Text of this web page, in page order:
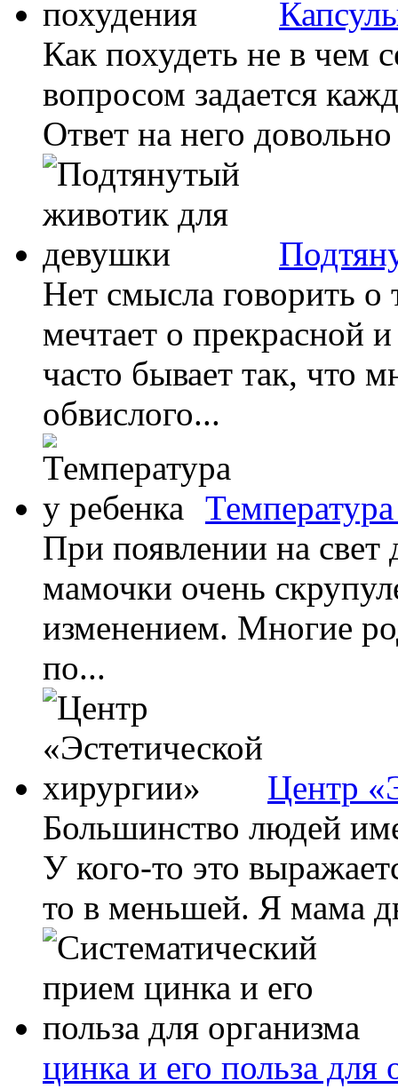
Как похудеть не в чем
вопросом задается
Ответ на него
Нет смысла говорить
мечтает о прекрасной
часто бывает так, что
обвислого...
При появлении на
мамочки очень
изменением. Многие
по...
Центр
Большинство людей
У кого-то это
то в меньшей. Я мама
цинка и его польза для